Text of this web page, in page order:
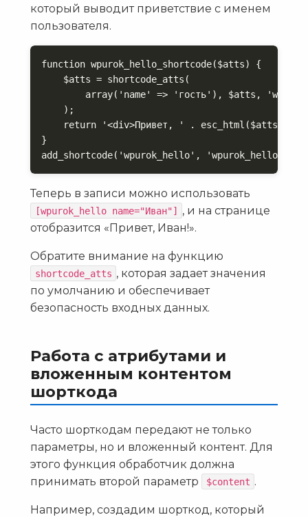
который выводит приветствие с именем
пользователя.
function wpurok_hello_shortcode($atts) {
    $atts = shortcode_atts(
array('name' => 'гость'), $atts,
    );
return '<div>Привет, ' .
}
add_shortcode('wpurok_hello',
Теперь в записи можно использовать
[wpurok_hello name="Иван"] , и на странице
отобразится «Привет, Иван!».
Обратите внимание на функцию
shortcode_atts , которая задает значения
по умолчанию и обеспечивает
безопасность входных данных.
Работа с атрибутами и
вложенным контентом
шорткода
Часто шорткодам передают не только
параметры, но и вложенный контент. Для
этого функция обработчик должна
принимать второй параметр
$content .
Например, создадим шорткод, который